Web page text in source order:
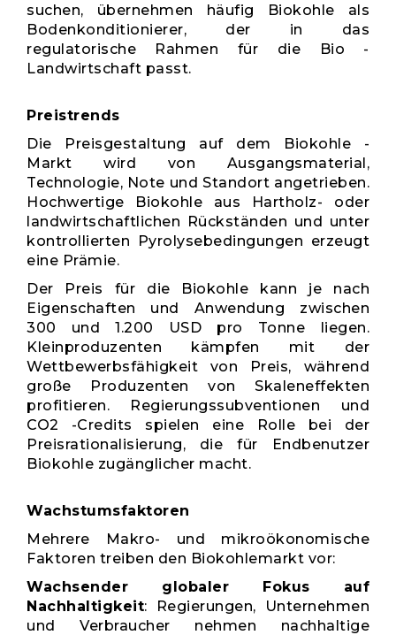
suchen, übernehmen häufig Biokohle als
Bodenkonditionierer, der in das
regulatorische Rahmen für die Bio -
Landwirtschaft passt.
Preistrends
Die Preisgestaltung auf dem Biokohle -
Markt wird von Ausgangsmaterial,
Technologie, Note und Standort angetrieben.
Hochwertige Biokohle aus Hartholz- oder
landwirtschaftlichen Rückständen und unter
kontrollierten Pyrolysebedingungen erzeugt
eine Prämie.
Der Preis für die Biokohle kann je nach
Eigenschaften und Anwendung zwischen
300 und 1.200 USD pro Tonne liegen.
Kleinproduzenten kämpfen mit der
Wettbewerbsfähigkeit von Preis, während
große Produzenten von Skaleneffekten
profitieren. Regierungssubventionen und
CO2 -Credits spielen eine Rolle bei der
Preisrationalisierung, die für Endbenutzer
Biokohle zugänglicher macht.
Wachstumsfaktoren
Mehrere Makro- und mikroökonomische
Faktoren treiben den Biokohlemarkt vor:
Wachsender globaler Fokus auf
Nachhaltigkeit: Regierungen, Unternehmen
und Verbraucher nehmen nachhaltige